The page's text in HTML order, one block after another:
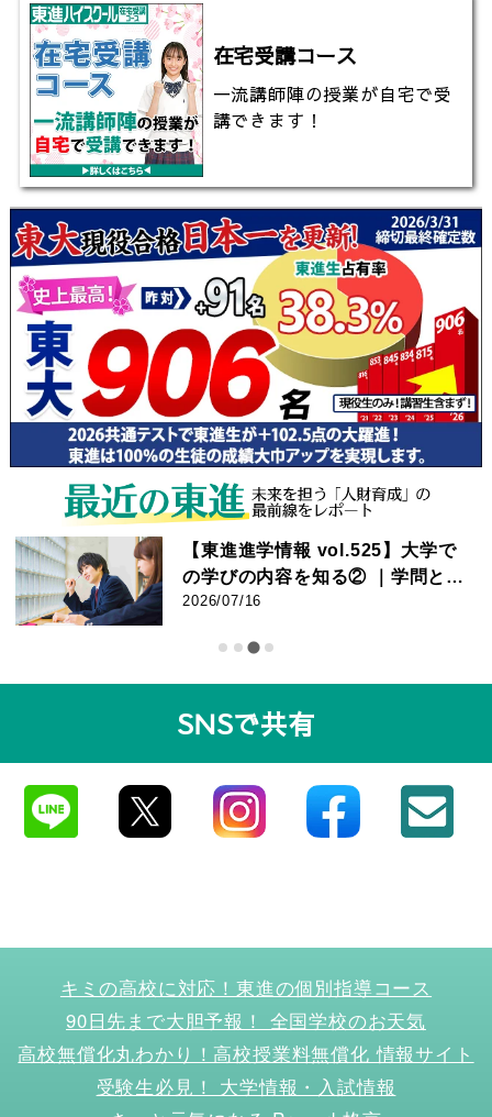
在宅受講コース
一流講師陣の授業が自宅で受
講できます！
【東進進学情報 vol.525】大学で
の学びの内容を知る② ｜学問とし
てのスポーツに迫る! ｜競技力向
で。早稲田大・同志社大へのイン
タビュー
2026/07/16
SNSで共有
キミの高校に対応！東進の個別指導コース
90日先まで大胆予報！ 全国学校のお天気
高校無償化丸わかり！高校授業料無償化 情報サイト
受験生必見！ 大学情報・入試情報